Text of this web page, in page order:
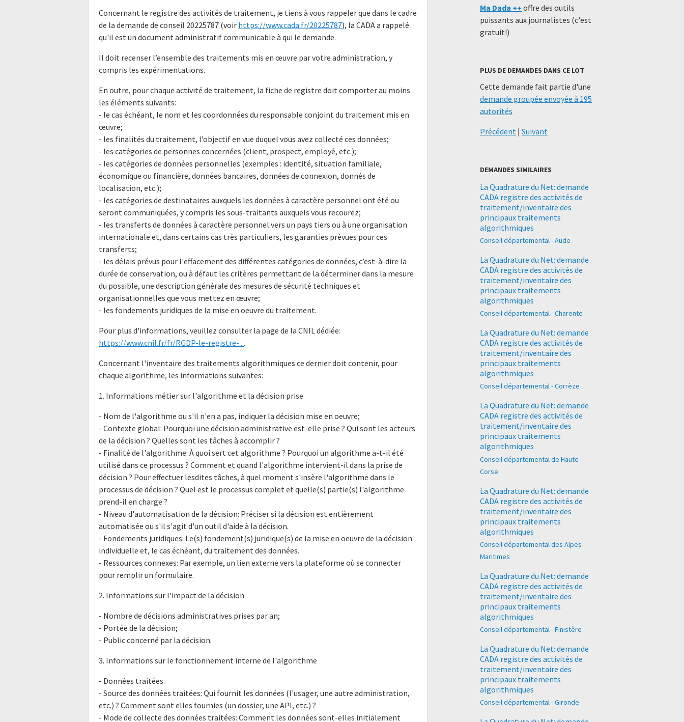
Concernant le registre des activités de traitement, je tiens à vous rappeler que dans le cadre
de la demande de conseil 20225787 (voir https://www.cada.fr/20225787), la CADA a rappelé
qu'il est un document administratif communicable à qui le demande.
Il doit recenser l’ensemble des traitements mis en œuvre par votre administration, y
compris les expérimentations.
En outre, pour chaque activité de traitement, la fiche de registre doit comporter au moins
les éléments suivants:
- le cas échéant, le nom et les coordonnées du responsable conjoint du traitement mis en
œuvre;
- les finalités du traitement, l’objectif en vue duquel vous avez collecté ces données;
- les catégories de personnes concernées (client, prospect, employé, etc.);
- les catégories de données personnelles (exemples : identité, situation familiale,
économique ou financière, données bancaires, données de connexion, donnés de
localisation, etc.);
- les catégories de destinataires auxquels les données à caractère personnel ont été ou
seront communiquées, y compris les sous-traitants auxquels vous recourez;
- les transferts de données à caractère personnel vers un pays tiers ou à une organisation
internationale et, dans certains cas très particuliers, les garanties prévues pour ces
transferts;
- les délais prévus pour l'effacement des différentes catégories de données, c’est-à-dire la
durée de conservation, ou à défaut les critères permettant de la déterminer dans la mesure
du possible, une description générale des mesures de sécurité techniques et
organisationnelles que vous mettez en œuvre;
- les fondements juridiques de la mise en oeuvre du traitement.
Pour plus d'informations, veuillez consulter la page de la CNIL dédiée:
https://www.cnil.fr/fr/RGDP-le-registre-....
Concernant l'inventaire des traitements algorithmiques ce dernier doit contenir, pour
chaque algorithme, les informations suivantes:
1. Informations métier sur l'algorithme et la décision prise
- Nom de l'algorithme ou s'il n'en a pas, indiquer la décision mise en oeuvre;
- Contexte global: Pourquoi une décision administrative est-elle prise ? Qui sont les acteurs
de la décision ? Quelles sont les tâches à accomplir ?
- Finalité de l'algorithme: À quoi sert cet algorithme ? Pourquoi un algorithme a-t-il été
utilisé dans ce processus ? Comment et quand l'algorithme intervient-il dans la prise de
décision ? Pour effectuer lesdites tâches, à quel moment s'insère l'algorithme dans le
processus de décision ? Quel est le processus complet et quelle(s) partie(s) l'algorithme
prend-il en charge ?
- Niveau d'automatisation de la décision: Préciser si la décision est entièrement
automatisée ou s'il s'agit d'un outil d'aide à la décision.
- Fondements juridiques: Le(s) fondement(s) juridique(s) de la mise en oeuvre de la décision
individuelle et, le cas échéant, du traitement des données.
- Ressources connexes: Par exemple, un lien externe vers la plateforme où se connecter
pour remplir un formulaire.
2. Informations sur l'impact de la décision
- Nombre de décisions administratives prises par an;
- Portée de la décision;
- Public concerné par la décision.
3. Informations sur le fonctionnement interne de l'algorithme
- Données traitées.
- Source des données traitées: Qui fournit les données (l'usager, une autre administration,
etc.) ? Comment sont elles fournies (un dossier, une API, etc.) ?
- Mode de collecte des données traitées: Comment les données sont-elles initialement
Ma Dada ++ offre des outils
puissants aux journalistes (c'est
gratuit!)
PLUS DE DEMANDES DANS CE LOT
Cette demande fait partie d'une
demande groupée envoyée à 195
autorités
Précédent | Suivant
DEMANDES SIMILAIRES
La Quadrature du Net: demande
CADA registre des activités de
traitement/inventaire des
principaux traitements
algorithmiques
Conseil départemental - Aude
La Quadrature du Net: demande
CADA registre des activités de
traitement/inventaire des
principaux traitements
algorithmiques
Conseil départemental - Charente
La Quadrature du Net: demande
CADA registre des activités de
traitement/inventaire des
principaux traitements
algorithmiques
Conseil départemental - Corrèze
La Quadrature du Net: demande
CADA registre des activités de
traitement/inventaire des
principaux traitements
algorithmiques
Conseil départemental de Haute
Corse
La Quadrature du Net: demande
CADA registre des activités de
traitement/inventaire des
principaux traitements
algorithmiques
Conseil départemental des Alpes-
Maritimes
La Quadrature du Net: demande
CADA registre des activités de
traitement/inventaire des
principaux traitements
algorithmiques
Conseil départemental - Finistère
La Quadrature du Net: demande
CADA registre des activités de
traitement/inventaire des
principaux traitements
algorithmiques
Conseil départemental - Gironde